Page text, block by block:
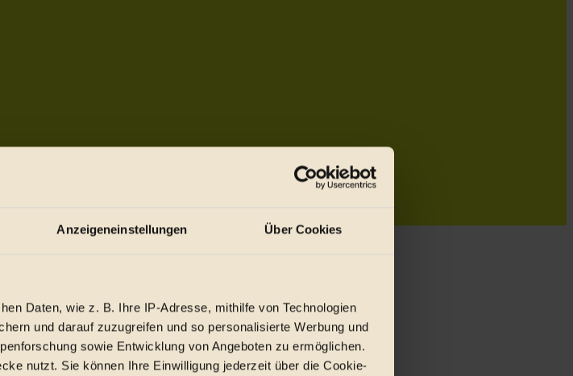
Anzeigeneinstellungen Über Cookies
Daten, wie z. B. Ihre IP-Adresse, mithilfe von Technologien
und darauf zuzugreifen und so personalisierte Werbung und
sowie Entwicklung von Angeboten zu ermöglichen.
nutzt. Sie können Ihre Einwilligung jederzeit über die Cookie-